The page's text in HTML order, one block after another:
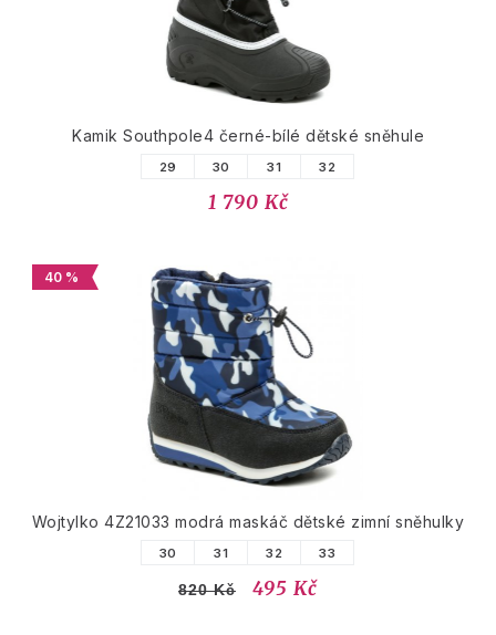
Kamik Southpole4 černé-bílé dětské sněhule
29 30 31 32
1 790 Kč
40 %
Wojtylko 4Z21033 modrá maskáč dětské zimní sněhulky
30 31 32 33
820 Kč 495 Kč